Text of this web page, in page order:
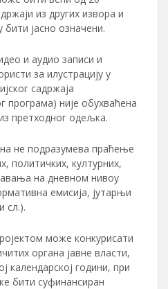
из других извора и
бити јасно означени.
и аудио записи и
за илустрацију у
садржаја
програма) није обухваћена
претходног одељка.
не подразумева праћење
политичких, културних,
на дневном нивоу
емисија, јутарњи
сл.).
може конкурисати
органа јавне власти,
календарској години, при
бити суфинансиран